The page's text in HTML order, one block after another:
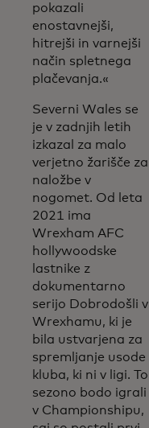
pokazali
enostavnejši,
hitrejši in varnejši
način spletnega
plačevanja.«
Severni Wales se
je v zadnjih letih
izkazal za malo
verjetno žarišče za
naložbe v
nogomet. Od leta
2021 ima
Wrexham AFC
hollywoodske
lastnike z
dokumentarno
serijo Dobrodošli v
Wrexhamu, ki je
bila ustvarjena za
spremljanje usode
kluba, ki ni v ligi. To
sezono bodo igrali
v Championshipu,